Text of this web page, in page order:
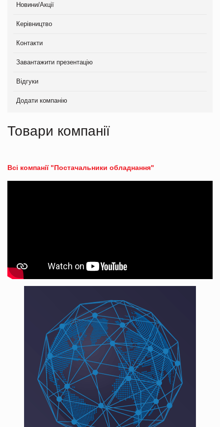
Новини/Акції
Керівництво
Контакти
Завантажити презентацію
Відгуки
Додати компанію
Товари компанії
Всі компанії "Постачальники обладнання"